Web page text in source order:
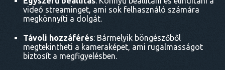
videó streaminget, ami sok felhasználó számára
megkönnyíti a dolgát.
Távoli hozzáférés: Bármelyik böngészőből
megtekintheti a kameraképet, ami rugalmasságot
biztosít a megfigyelésben.